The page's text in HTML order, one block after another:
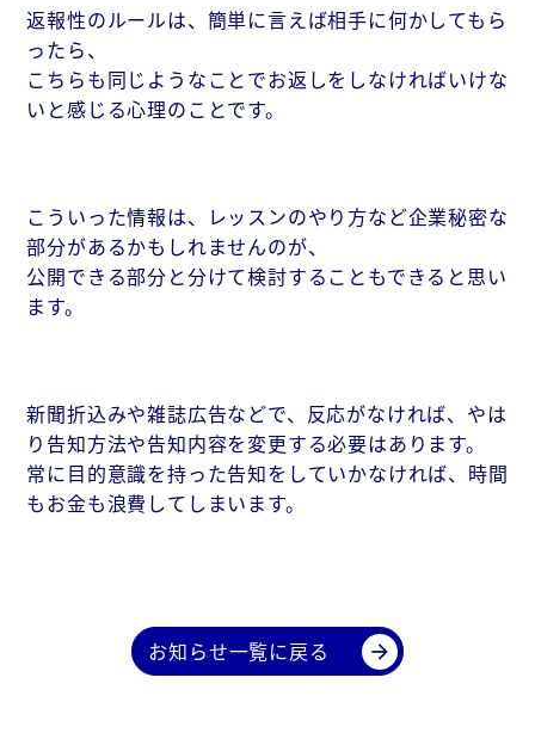
返報性のルールは、簡単に言えば相手に何かしてもら
ったら、
こちらも同じようなことでお返しをしなければいけな
いと感じる心理のことです。
こういった情報は、レッスンのやり方など企業秘密な
部分があるかもしれませんのが、
公開できる部分と分けて検討することもできると思い
ます。
新聞折込みや雑誌広告などで、反応がなければ、やは
り告知方法や告知内容を変更する必要はあります。
常に目的意識を持った告知をしていかなければ、時間
もお金も浪費してしまいます。
お知らせ一覧に戻る arrow_forward